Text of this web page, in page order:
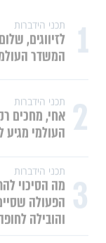
1
לזיווגים,
המשדר
2 אחי, מחכים
העולמי מגיע
3 הפעולה
והובילה